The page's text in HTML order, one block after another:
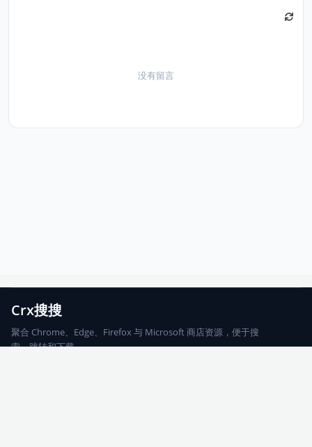
没有留言
Crx搜搜
聚合 Chrome、Edge、Firefox 与 Microsoft 商店资源，便于搜
索、跳转和下载。